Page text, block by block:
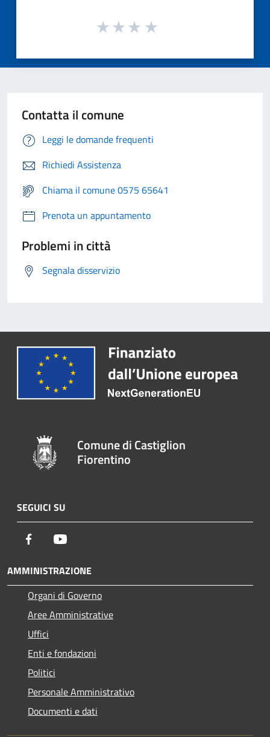
Contatta il comune
Leggi le domande frequenti
Richiedi Assistenza
Chiama il comune 0575 65641
Prenota un appuntamento
Problemi in città
Segnala disservizio
Comune di Castiglion
Fiorentino
SEGUICI SU
Facebook
AMMINISTRAZIONE
Organi di Governo
Aree Amministrative
Uffici
Enti e fondazioni
Politici
Personale Amministrativo
Documenti e dati